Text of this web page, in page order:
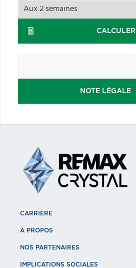
CALCULER
NOTE LÉGALE
CARRIÈRE
À PROPOS
NOS PARTENAIRES
IMPLICATIONS SOCIALES